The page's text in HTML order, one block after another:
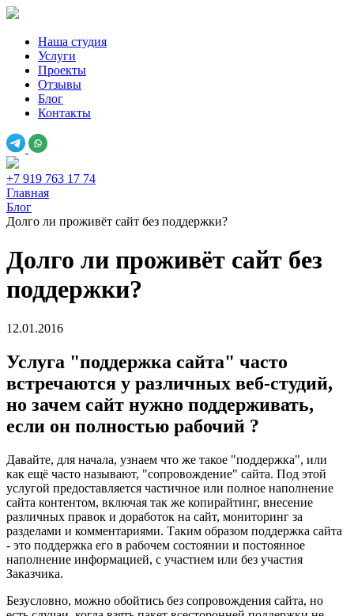
Наша студия
Услуги
Проекты
Отзывы
Блог
Контакты
+7 919 763 17 74
Главная
Блог
Долго ли проживёт сайт без поддержки?
Долго ли проживёт сайт без
поддержки?
12.01.2016
Услуга "поддержка сайта" часто
встречаются у различных веб-студий,
но зачем сайт нужно поддерживать,
если он полностью рабочий ?
Давайте, для начала, узнаем что же такое "поддержка", или
как ещё часто называют, "сопровождение" сайта. Под этой
услугой предоставляется частичное или полное наполнение
сайта контентом, включая так же копирайтинг, внесение
различных правок и доработок на сайт, мониторинг за
разделами и комментариями. Таким образом поддержка сайта
- это поддержка его в рабочем состоянии и постоянное
наполнение информацией, с участием или без участия
Заказчика.
Безусловно, можно обойтись без сопровождения сайта, но